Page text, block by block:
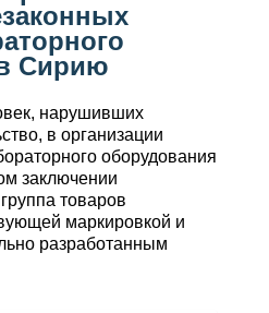
Сирию
нарушивших
в организации
оборудования
заключении
товаров
маркировкой и
разработанным